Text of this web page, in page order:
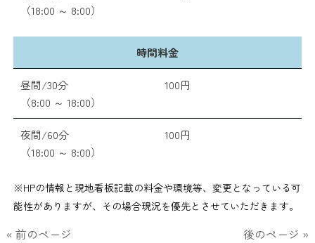
（18:00 ～ 8:00）
時間料金
昼間/30分
（8:00 ～ 18:00）
100円
夜間/60分
（18:00 ～ 8:00）
100円
※HPの情報と現地看板記載の料金や環境等、変更となっている可
能性がありますが、その場合現況を優先とさせていただきます。
« 前のページ 後のページ »